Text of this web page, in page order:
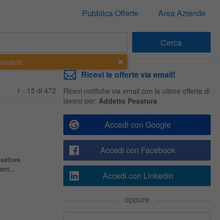
Pubblica Offerte Area Aziende
1 - 15 di 472
Ricevi le offerte via email!
Ricevi notifiche via email con le ultime offerte di
lavoro per: Addetto Pesatura
Accedi con Google
Accedi con Facebook
Accedi con Linkedin
oppure